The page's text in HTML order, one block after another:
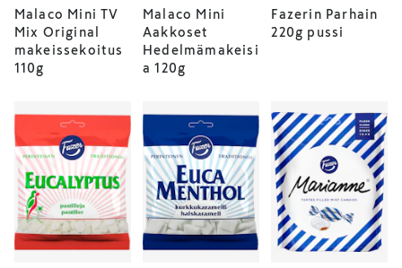
Malaco Mini TV
Mix Original
makeissekoitus
110g
Malaco Mini
Aakkoset
Hedelmämakeisi
a 120g
Fazerin Parhain
220g pussi